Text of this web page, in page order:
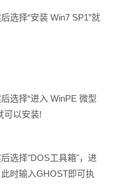
择“安装 Win7 SP1”就
择“进入 WinPE 微型
可以安装!
选择"DOS工具箱"，进
时输入GHOST即可执